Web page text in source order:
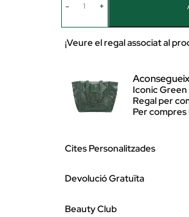
- +
¡Veure el regal associat al
Iconic
Regal per
Per compres
Cites Personalitzades
Devolució Gratuïta
Beauty Club